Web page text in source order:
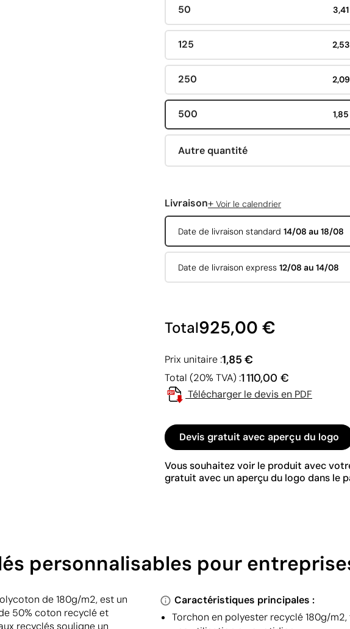
50
125
250
500
Autre quantité
Livraison+ Voir le calendrier
Date de livraison standard 14/08 au 18/08
Date de livraison express 12/08 au 14/08
Total925,00 €
Prix unitaire :1,85 €
Total (20% TVA) :1 110,00 €
Télécharger le devis en PDF
Devis gratuit avec aperçu du logo
Vous souhaitez voir le produit avec
gratuit avec un aperçu du logo dans le
personnalisables pour
de 180g/m2, est un
50% coton recyclé et
Caractéristiques principales :
Torchon en polyester recyclé 180g/